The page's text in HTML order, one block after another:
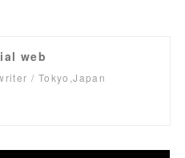
web
/ Tokyo,Japan